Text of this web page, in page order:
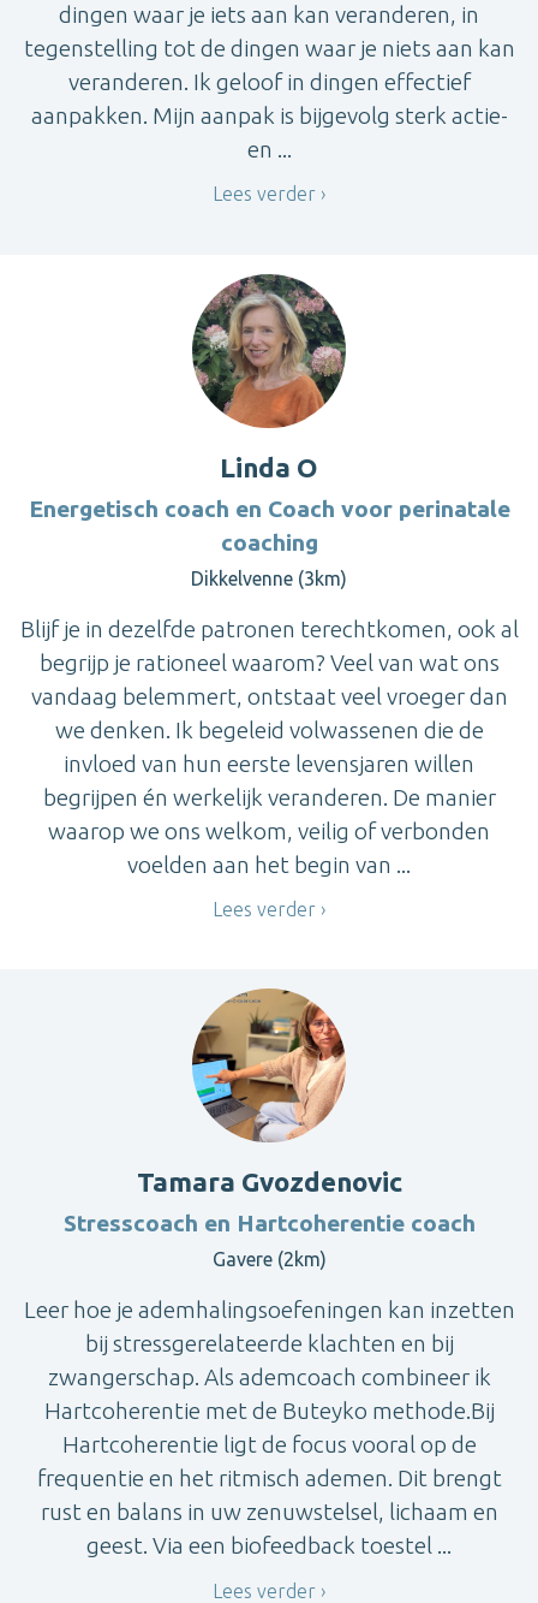
dingen waar je iets aan kan veranderen, in
tegenstelling tot de dingen waar je niets aan kan
veranderen. Ik geloof in dingen effectief
aanpakken. Mijn aanpak is bijgevolg sterk actie-
en ...
Lees verder
Linda O
Energetisch coach en Coach voor perinatale
coaching
Dikkelvenne (3km)
Blijf je in dezelfde patronen terechtkomen, ook al
begrijp je rationeel waarom? Veel van wat ons
vandaag belemmert, ontstaat veel vroeger dan
we denken. Ik begeleid volwassenen die de
invloed van hun eerste levensjaren willen
begrijpen én werkelijk veranderen. De manier
waarop we ons welkom, veilig of verbonden
voelden aan het begin van ...
Lees verder
Tamara Gvozdenovic
Stresscoach en Hartcoherentie coach
Gavere (2km)
Leer hoe je ademhalingsoefeningen kan inzetten
bij stressgerelateerde klachten en bij
zwangerschap. Als ademcoach combineer ik
Hartcoherentie met de Buteyko methode.Bij
Hartcoherentie ligt de focus vooral op de
frequentie en het ritmisch ademen. Dit brengt
rust en balans in uw zenuwstelsel, lichaam en
geest. Via een biofeedback toestel ...
Lees verder